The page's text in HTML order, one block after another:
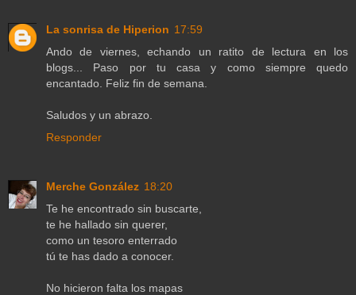
La sonrisa de Hiperion 17:59
Ando de viernes, echando un ratito de lectura en los
blogs... Paso por tu casa y como siempre quedo
encantado. Feliz fin de semana.
Saludos y un abrazo.
Responder
Merche González 18:20
Te he encontrado sin buscarte,
te he hallado sin querer,
como un tesoro enterrado
tú te has dado a conocer.
No hicieron falta los mapas